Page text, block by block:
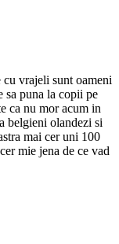
cu vrajeli sunt oameni
sa puna la copii pe
ca nu mor acum in
belgieni olandezi si
mai cer uni 100
mie jena de ce vad